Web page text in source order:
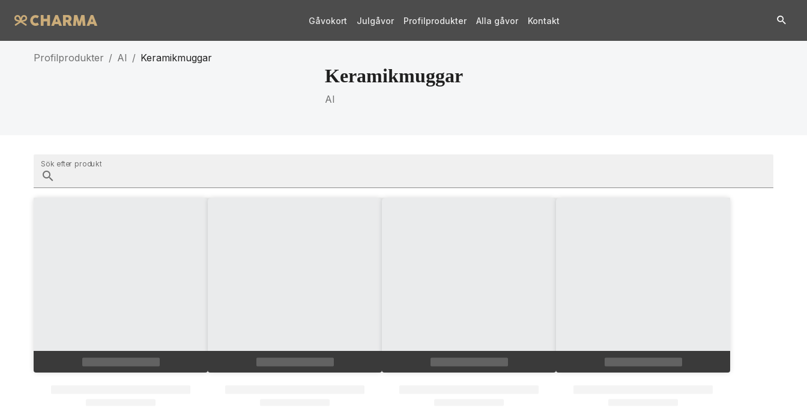
Gåvokort Julgåvor Profilprodukter Alla gåvor Kontakt
Profilprodukter / AI / Keramikmuggar
Keramikmuggar
AI
Sök efter produkt